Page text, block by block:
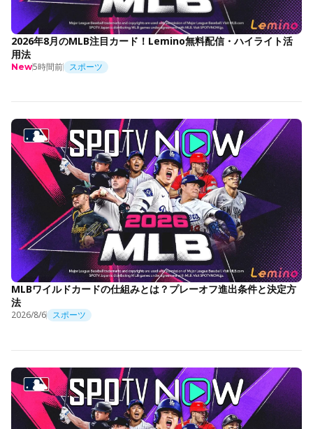
2026年8月のMLB注目カード！Lemino無料配信・ハイライト活
用法
New5時間前 スポーツ
MLBワイルドカードの仕組みとは？プレーオフ進出条件と決定方
法
2026/8/6 スポーツ